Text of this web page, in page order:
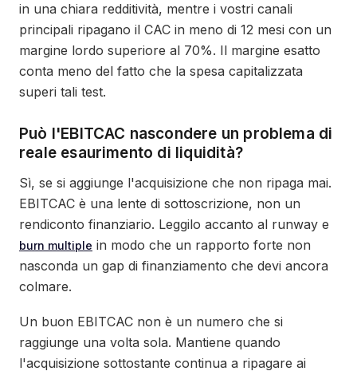
in una chiara redditività, mentre i vostri canali
principali ripagano il CAC in meno di 12 mesi con un
margine lordo superiore al 70%. Il margine esatto
conta meno del fatto che la spesa capitalizzata
superi tali test.
Può l'EBITCAC nascondere un problema di
reale esaurimento di liquidità?
Sì, se si aggiunge l'acquisizione che non ripaga mai.
EBITCAC è una lente di sottoscrizione, non un
rendiconto finanziario. Leggilo accanto al runway e
burn multiple in modo che un rapporto forte non
nasconda un gap di finanziamento che devi ancora
colmare.
Un buon EBITCAC non è un numero che si
raggiunge una volta sola. Mantiene quando
l'acquisizione sottostante continua a ripagare ai